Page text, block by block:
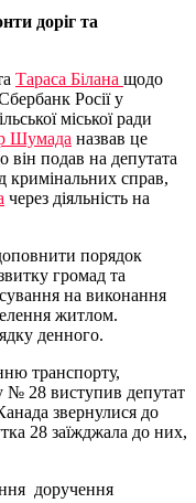
доріг та
Тараса Білана щодо
Росії у
міської ради
Шумада назвав це
подав на депутата
кримінальних справ,
через діяльність на
порядок
громад та
на виконання
житлом.
денного.
транспорту,
№ 28 виступив депутат
звернулися до
28 заїжджала до них,
доручення